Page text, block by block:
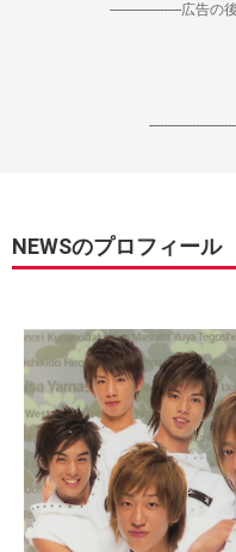
--------------------広告の
NEWSのプロフィール